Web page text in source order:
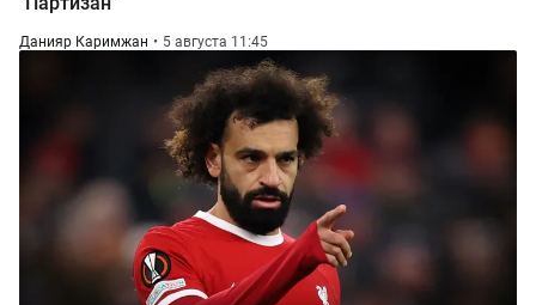
Данияр Каримжан 5 августа 11:45